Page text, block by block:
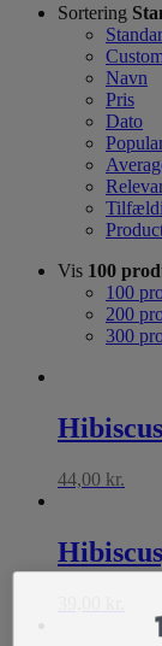
Sortering
Navn
Pris
Dato
Vis 100
100
200
300
44,00 kr.